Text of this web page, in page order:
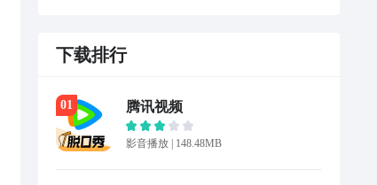
下载排行
01 腾讯视频
影音播放 | 148.48MB